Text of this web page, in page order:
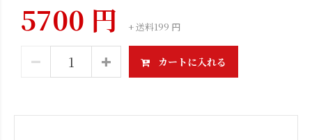
5700 円 + 送料199 円
カートに入れる